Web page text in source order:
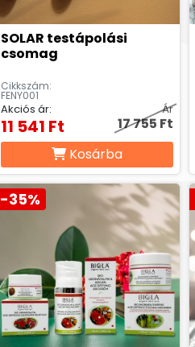
SOLAR testápolási
csomag
Cikkszám:
FENY001
Akciós ár:
11 541 Ft
Ár
17 755 Ft
Kosárba
-35%